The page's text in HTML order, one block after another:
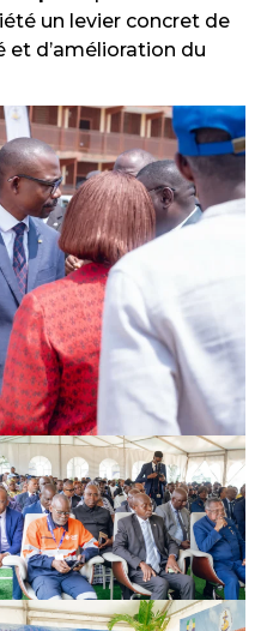
un levier concret de
et d’amélioration du